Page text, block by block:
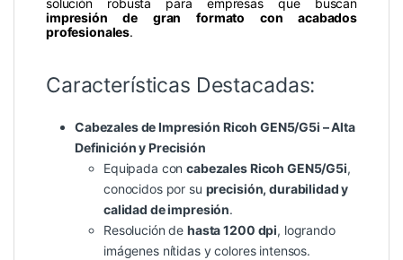
solución robusta para empresas que buscan
impresión de gran formato con acabados
profesionales.
Características Destacadas:
Cabezales de Impresión Ricoh GEN5/G5i – Alta
Definición y Precisión
Equipada concabezales Ricoh GEN5/G5i,
conocidos por su precisión, durabilidad y
calidad de impresión.
Resolución dehasta 1200 dpi, logrando
imágenes nítidas y colores intensos.